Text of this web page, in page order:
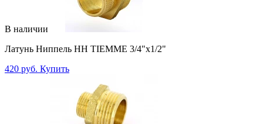
В наличии
Латунь Ниппель НН TIEMME 3/4"x1/2"
420 руб. Купить